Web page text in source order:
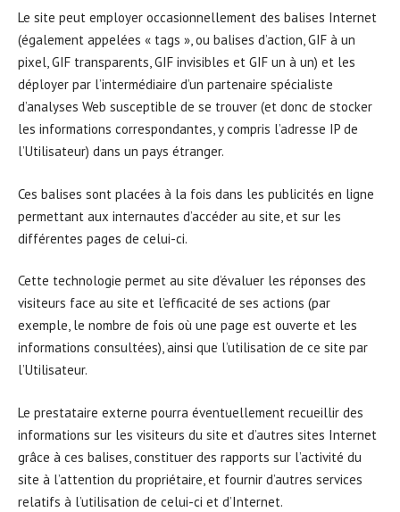
Le site peut employer occasionnellement des balises Internet
(également appelées « tags », ou balises d’action, GIF à un
pixel, GIF transparents, GIF invisibles et GIF un à un) et les
déployer par l’intermédiaire d’un partenaire spécialiste
d’analyses Web susceptible de se trouver (et donc de stocker
les informations correspondantes, y compris l’adresse IP de
l’Utilisateur) dans un pays étranger.
Ces balises sont placées à la fois dans les publicités en ligne
permettant aux internautes d’accéder au site, et sur les
différentes pages de celui-ci.
Cette technologie permet au site d’évaluer les réponses des
visiteurs face au site et l’efficacité de ses actions (par
exemple, le nombre de fois où une page est ouverte et les
informations consultées), ainsi que l’utilisation de ce site par
l’Utilisateur.
Le prestataire externe pourra éventuellement recueillir des
informations sur les visiteurs du site et d’autres sites Internet
grâce à ces balises, constituer des rapports sur l’activité du
site à l’attention du propriétaire, et fournir d’autres services
relatifs à l’utilisation de celui-ci et d’Internet.